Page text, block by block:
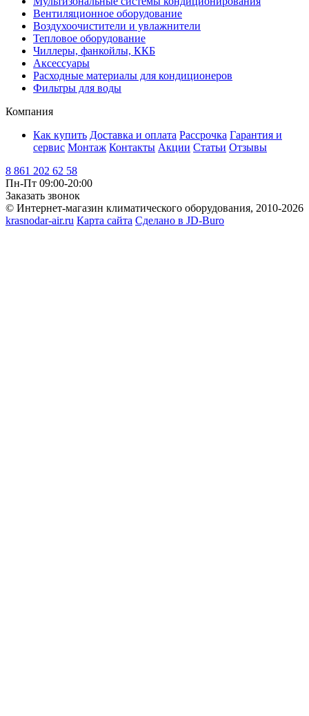
Вентиляционное оборудование
Воздухоочистители и увлажнители
Тепловое оборудование
Чиллеры, фанкойлы, ККБ
Аксессуары
Расходные материалы для кондиционеров
Фильтры для воды
Компания
Как купить Доставка и оплата Рассрочка Гарантия и
сервис Монтаж Контакты Акции Статьи Отзывы
8 861 202 62 58
Пн-Пт 09:00-20:00
Заказать звонок
© Интернет-магазин климатического оборудования, 2010-2026
krasnodar-air.ru Карта сайта Сделано в JD-Buro